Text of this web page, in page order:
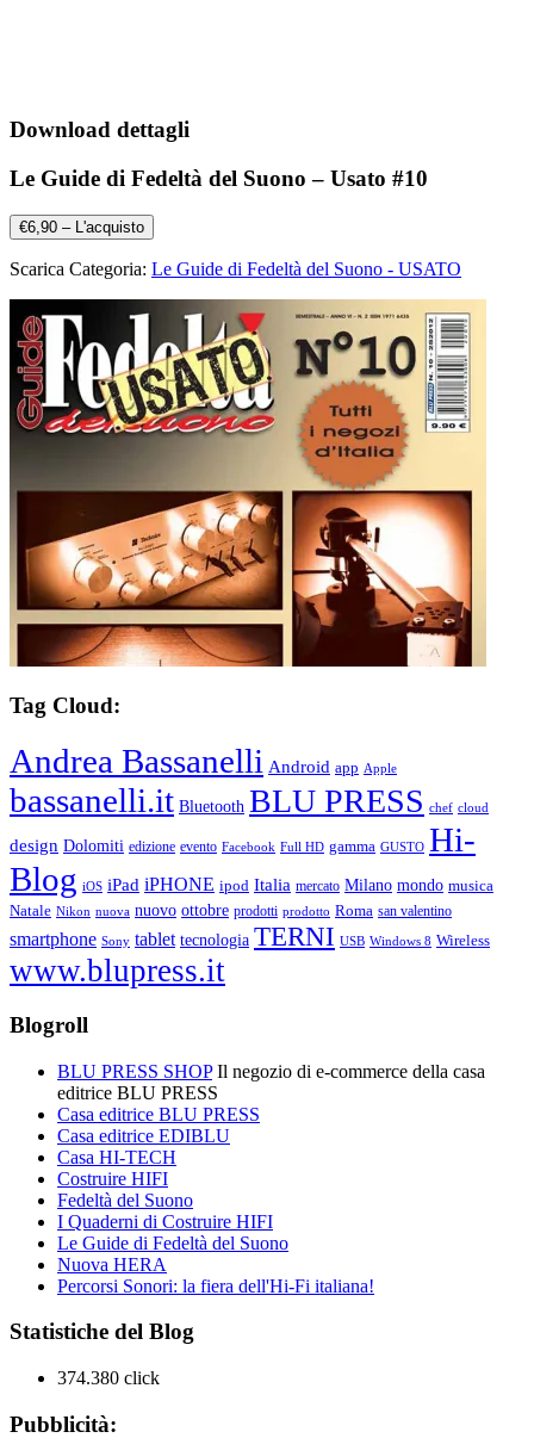
Download dettagli
Le Guide di Fedeltà del Suono – Usato #10
€6,90 – L'acquisto
Scarica Categoria: Le Guide di Fedeltà del Suono - USATO
Tag Cloud:
Andrea Bassanelli Android app Apple
bassanelli.it Bluetooth BLU PRESS chef cloud
design Dolomiti edizione evento Facebook Full HD gamma GUSTO Hi-
Blog iOS iPad iPHONE ipod Italia mercato Milano mondo musica
Natale Nikon nuova nuovo ottobre prodotti prodotto Roma san valentino
smartphone Sony tablet tecnologia TERNI USB Windows 8 Wireless
www.blupress.it
Blogroll
BLU PRESS SHOPIl negozio di e-commerce della casa
editrice BLU PRESS
Casa editrice BLU PRESS
Casa editrice EDIBLU
Casa HI-TECH
Costruire HIFI
Fedeltà del Suono
I Quaderni di Costruire HIFI
Le Guide di Fedeltà del Suono
Nuova HERA
Percorsi Sonori: la fiera dell'Hi-Fi italiana!
Statistiche del Blog
374.380 click
Pubblicità: